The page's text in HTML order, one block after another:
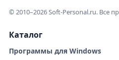
© 2010–2026 Soft-Personal.ru. Все
Каталог
Программы для Windows